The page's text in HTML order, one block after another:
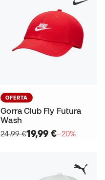
OFERTA
Gorra Club Fly Futura
Wash
24,99 €19,99 €−20%